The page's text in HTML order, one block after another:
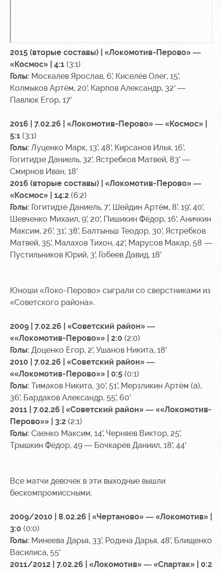
2015 (вторые составы) | «Локомотив-Перово» —
«Космос» | 4:1 (3:1)
Голы: Москалев Ярослав, 6', Киселёв Олег, 15',
Колмыков Артём, 20', Карпов Александр, 32' —
Павлюк Егор, 17'
2016 | 7.02.26 | «Локомотив-Перово» — «Космос» |
5:1 (3:1)
Голы: Луценко Марк, 13', 48', Кирсанов Илья, 16',
Гогитидзе Даниель, 32', Ястребков Матвей, 83' —
Смирнов Иван, 18'
2016 (вторые составы) | «Локомотив-Перово» —
«Космос» | 14:2 (6:2)
Голы: Гогитидзе Даниель, 7', Шейдин Артём, 8', 19', 40',
Шевченко Михаил, 9', 20', Пишикин Фёдор, 16', Аничкин
Максим, 26', 31', 38', Балтыньш Теодор, 30', Ястребков
Матвей, 35', Малахов Тихон, 42', Марусов Макар, 58 —
Пустильников Юрий, 3', Гобеев Давид, 18'
Юноши «Локо-Перово» сыграли со сверстниками из
«Советского района».
2009 | 7.02.26 | «Советский район» —
««Локомотив-Перово»» | 2:0 (2:0)
Голы: Доценко Егор, 2', Ушанов Никита, 18'
2010 | 7.02.26 | «Советский район» —
««Локомотив-Перово»» | 0:5 (0:1)
Голы: Тимаков Никита, 30', 51', Мерзликин Артём (а),
36', Бардаков Александр, 55', 60'
2011 | 7.02.26 | «Советский район» — ««Локомотив-
Перово»» | 3:2 (2:1)
Голы: Саенко Максим, 14', Черняев Виктор, 25',
Трышкин Фёдор, 49 — Бочкарёв Даниил, 18', 44'
Все матчи девочек в эти выходные вышли
бескомпромиссными.
2009/2010 | 8.02.26 | «Чертаново» — «Локомотив» |
3:0 (0:0)
Голы: Минеева Дарья, 33', Родина Дарья, 48', Блищенко
Василиса, 55'
2011/2012 | 7.02.26 | «Локомотив» — «Спартак» | 0:2